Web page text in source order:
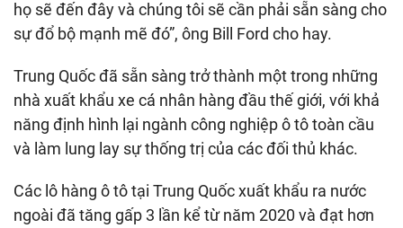
họ sẽ đến đây và chúng tôi sẽ cần phải sẵn sàng cho
sự đổ bộ mạnh mẽ đó”, ông Bill Ford cho hay.
Trung Quốc đã sẵn sàng trở thành một trong những
nhà xuất khẩu xe cá nhân hàng đầu thế giới, với khả
năng định hình lại ngành công nghiệp ô tô toàn cầu
và làm lung lay sự thống trị của các đối thủ khác.
Các lô hàng ô tô tại Trung Quốc xuất khẩu ra nước
ngoài đã tăng gấp 3 lần kể từ năm 2020 và đạt hơn